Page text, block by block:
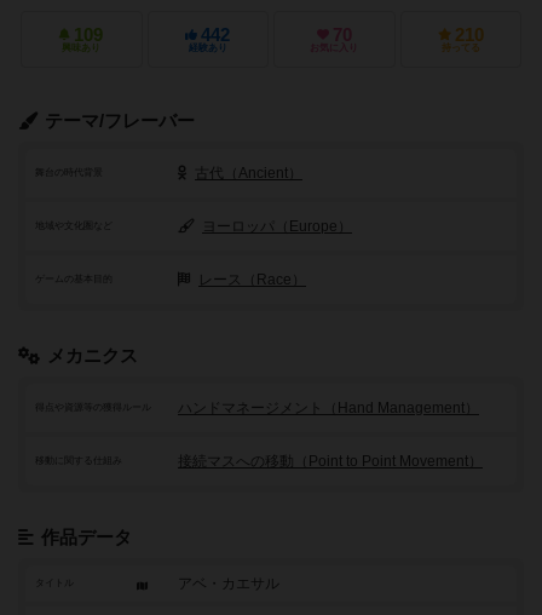
109
興味あり
442
経験あり
70
お気に入り
210
持ってる
テーマ/フレーバー
舞台の時代背景 古代（Ancient）
地域や文化圏など ヨーロッパ（Europe）
ゲームの基本目的 レース（Race）
メカニクス
ハンドマネージメント（Hand Management）
移動に関する仕組み 接続マスへの移動（Point to Point Movement）
作品データ
タイトル アベ・カエサル